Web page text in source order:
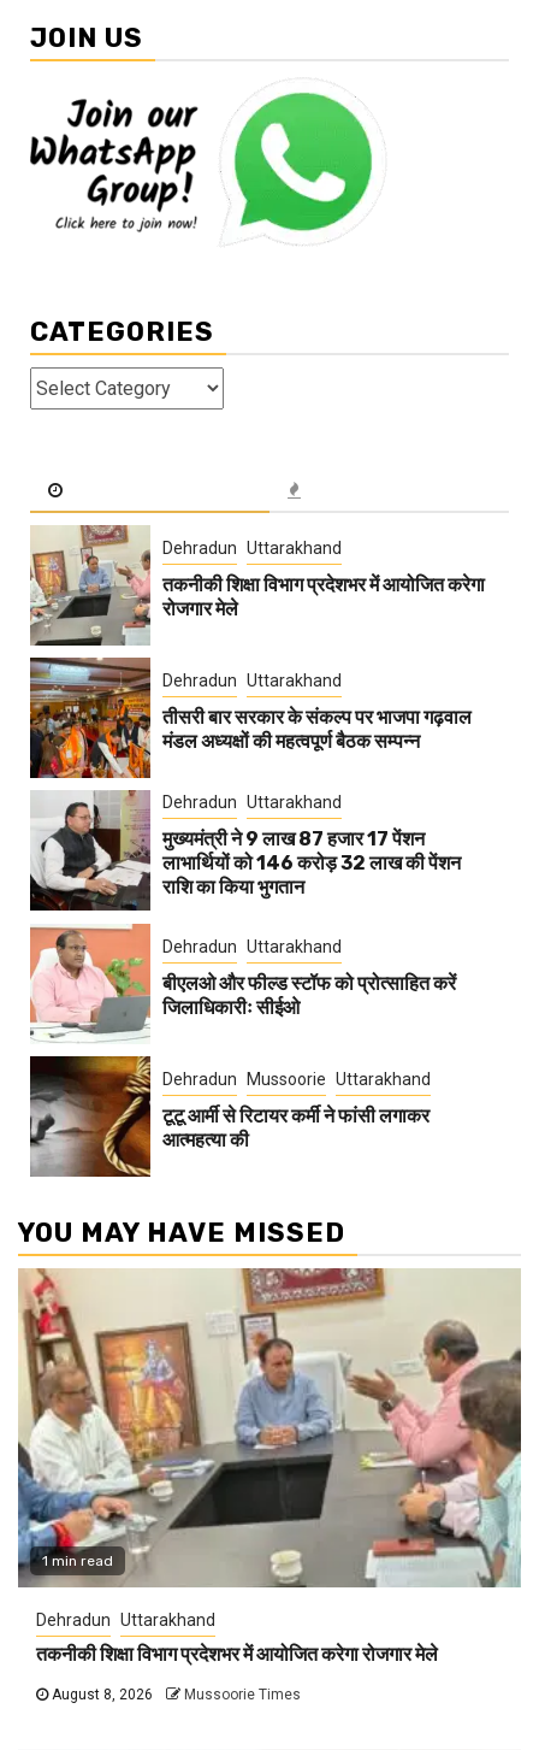
JOIN US
CATEGORIES
Categories
Dehradun Uttarakhand
तकनीकी शिक्षा विभाग प्रदेशभर में आयोजित करेगा
रोजगार मेले
Dehradun Uttarakhand
तीसरी बार सरकार के संकल्प पर भाजपा गढ़वाल
मंडल अध्यक्षों की महत्वपूर्ण बैठक सम्पन्न
Dehradun Uttarakhand
मुख्यमंत्री ने 9 लाख 87 हजार 17 पेंशन
लाभार्थियों को 146 करोड़ 32 लाख की पेंशन
राशि का किया भुगतान
Dehradun Uttarakhand
बीएलओ और फील्ड स्टॉफ को प्रोत्साहित करें
जिलाधिकारीः सीईओ
Dehradun Mussoorie Uttarakhand
टूटू आर्मी से रिटायर कर्मी ने फांसी लगाकर
आत्महत्या की
YOU MAY HAVE MISSED
1 min read
Dehradun Uttarakhand
तकनीकी शिक्षा विभाग प्रदेशभर में आयोजित करेगा रोजगार मेले
August 8, 2026 Mussoorie Times